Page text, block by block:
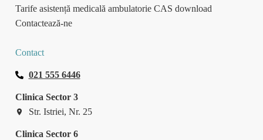
Tarife asistență medicală ambulatorie CAS download
Contactează-ne
Contact
021 555 6446
Clinica Sector 3
Str. Istriei, Nr. 25
Clinica Sector 6